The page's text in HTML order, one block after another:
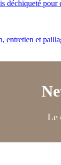
déchiqueté pour
entretien et
Le